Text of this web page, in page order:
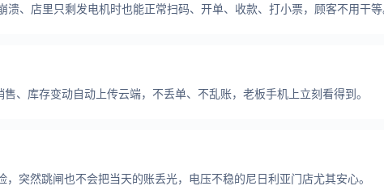
溃、店里只剩发电机时也能正常扫码、开单、收款、打小票，顾客不用干
、库存变动自动上传云端，不丢单、不乱账，老板手机上立刻看得到。
突然跳闸也不会把当天的账丢光，电压不稳的尼日利亚门店尤其安心。